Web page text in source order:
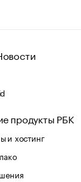
продукты РБК
и хостинг